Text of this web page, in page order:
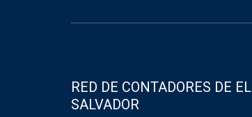
RED DE CONTADORES DE EL
SALVADOR